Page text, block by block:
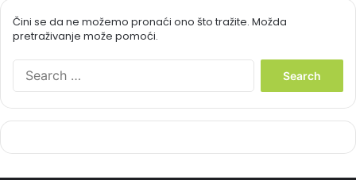
Čini se da ne možemo pronaći ono što tražite. Možda
pretraživanje može pomoći.
h